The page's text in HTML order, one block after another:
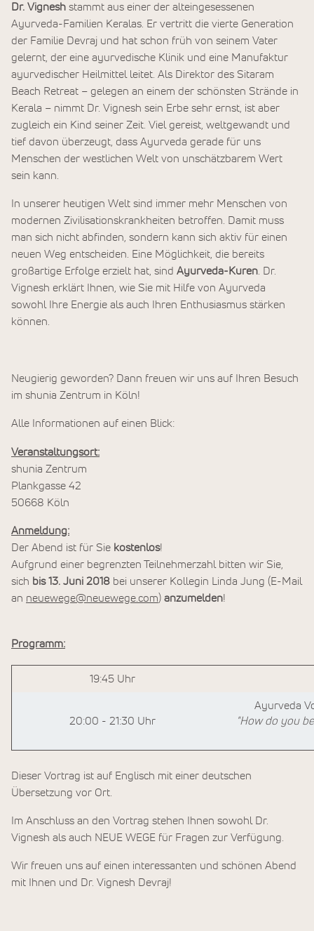
Dr. Vignesh stammt aus einer der alteingesessenen
Ayurveda-Familien Keralas. Er vertritt die vierte Generation
der Familie Devraj und hat schon früh von seinem Vater
gelernt, der eine ayurvedische Klinik und eine Manufaktur
ayurvedischer Heilmittel leitet. Als Direktor des Sitaram
Beach Retreat – gelegen an einem der schönsten Strände in
Kerala – nimmt Dr. Vignesh sein Erbe sehr ernst, ist aber
zugleich ein Kind seiner Zeit. Viel gereist, weltgewandt und
tief davon überzeugt, dass Ayurveda gerade für uns
Menschen der westlichen Welt von unschätzbarem Wert
sein kann.
In unserer heutigen Welt sind immer mehr Menschen von
modernen Zivilisationskrankheiten betroffen. Damit muss
man sich nicht abfinden, sondern kann sich aktiv für einen
neuen Weg entscheiden. Eine Möglichkeit, die bereits
großartige Erfolge erzielt hat, sind Ayurveda-Kuren . Dr.
Vignesh erklärt Ihnen, wie Sie mit Hilfe von Ayurveda
sowohl Ihre Energie als auch Ihren Enthusiasmus stärken
können.
Neugierig geworden? Dann freuen wir uns auf Ihren Besuch
im shunia Zentrum in Köln!
Alle Informationen auf einen Blick:
Veranstaltungsort:
shunia Zentrum
Plankgasse 42
50668 Köln
Anmeldung:
Der Abend ist für Sie kostenlos!
Aufgrund einer begrenzten Teilnehmerzahl bitten wir Sie,
sich bis 13. Juni 2018 bei unserer Kollegin Linda Jung (E-Mail
an neuewege@neuewege.com) anzumelden!
Programm:
19:45 Uhr
20:00 - 21:30 Uhr
Ayurveda
"How do you
Dieser Vortrag ist auf Englisch mit einer deutschen
Übersetzung vor Ort.
Im Anschluss an den Vortrag stehen Ihnen sowohl Dr.
Vignesh als auch NEUE WEGE für Fragen zur Verfügung.
Wir freuen uns auf einen interessanten und schönen Abend
mit Ihnen und Dr. Vignesh Devraj!